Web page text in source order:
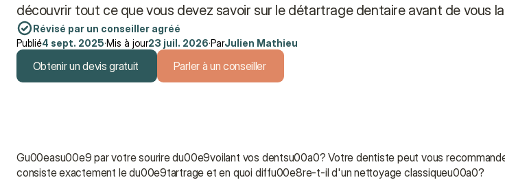
découvrir tout ce que vous devez savoir sur le détartrage dentaire avant de vous
Révisé par un conseiller agréé
Publié4 sept. 2025·Mis à jour23 juil. 2026·ParJulien Mathieu
Obtenir un devis gratuit Parler à un conseiller
Gu00easu00e9 par votre sourire du00e9voilant vos dentsu00a0? Votre dentiste peut vous
consiste exactement le du00e9tartrage et en quoi diffu00e8re-t-il d'un nettoyage classiqueu00a0?